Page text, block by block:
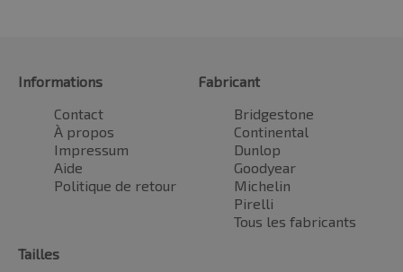
Informations
Contact
À propos
Impressum
Aide
Politique de retour
Fabricant
Bridgestone
Continental
Dunlop
Goodyear
Michelin
Pirelli
Tous les fabricants
Tailles